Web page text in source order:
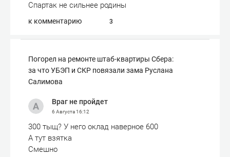
Спартак не сильнее родины
к комментарию 3
Погорел на ремонте штаб-квартиры Сбера:
за что УБЭП и СКР повязали зама Руслана
Салимова
Враг не пройдет
6 Августа16:12
300 тыщ? У него оклад наверное 600
А тут взятка
Смешно